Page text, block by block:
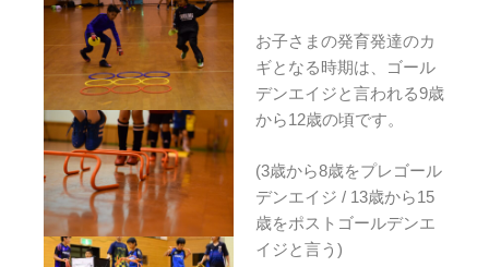
お子さまの発育発達のカ
ギとなる時期は、ゴール
デンエイジと言われる9歳
から12歳の頃です。
(3歳から8歳をプレゴール
デンエイジ / 13歳から15
歳をポストゴールデンエ
イジと言う)